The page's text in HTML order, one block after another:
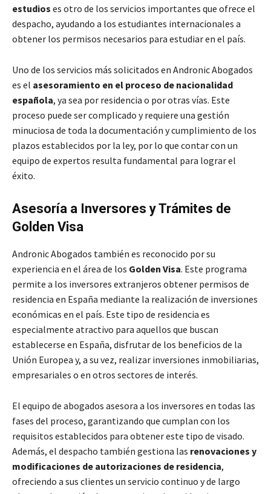
estudios es otro de los servicios importantes que ofrece el
despacho, ayudando a los estudiantes internacionales a
obtener los permisos necesarios para estudiar en el país.
Uno de los servicios más solicitados en Andronic Abogados
es el asesoramiento en el proceso de nacionalidad
española, ya sea por residencia o por otras vías. Este
proceso puede ser complicado y requiere una gestión
minuciosa de toda la documentación y cumplimiento de los
plazos establecidos por la ley, por lo que contar con un
equipo de expertos resulta fundamental para lograr el
éxito.
Asesoría a Inversores y Trámites de
Golden Visa
Andronic Abogados también es reconocido por su
experiencia en el área de los Golden Visa. Este programa
permite a los inversores extranjeros obtener permisos de
residencia en España mediante la realización de inversiones
económicas en el país. Este tipo de residencia es
especialmente atractivo para aquellos que buscan
establecerse en España, disfrutar de los beneficios de la
Unión Europea y, a su vez, realizar inversiones inmobiliarias,
empresariales o en otros sectores de interés.
El equipo de abogados asesora a los inversores en todas las
fases del proceso, garantizando que cumplan con los
requisitos establecidos para obtener este tipo de visado.
Además, el despacho también gestiona las renovaciones y
modificaciones de autorizaciones de residencia,
ofreciendo a sus clientes un servicio continuo y de largo